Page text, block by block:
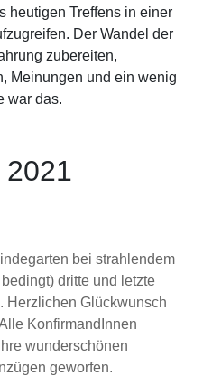
heutigen Treffens in einer
Der Wandel der
zubereiten,
Meinungen und ein wenig
war das.
2021
bei strahlendem
dritte und letzte
Herzlichen Glückwunsch
KonfirmandInnen
wunderschönen
geworfen.